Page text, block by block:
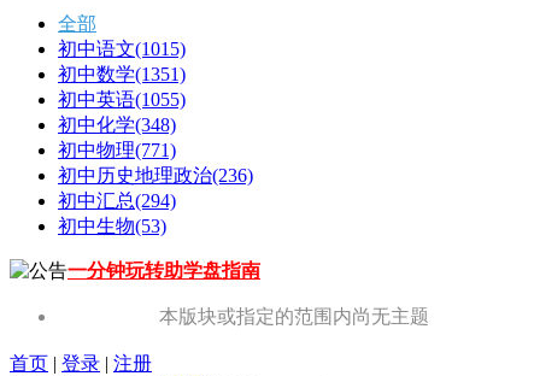
全部
初中语文(1015)
初中数学(1351)
初中英语(1055)
初中化学(348)
初中物理(771)
初中历史地理政治(236)
初中汇总(294)
初中生物(53)
一分钟玩转助学盘指南
本版块或指定的范围内尚无主题
首页 | 登录 | 注册